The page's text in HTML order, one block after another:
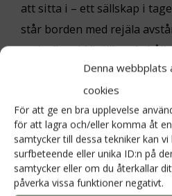
Denna webbplats
cookies
För att ge en bra upplevelse
för att lagra och/eller komma åt
samtycker till dessa tekniker kan
surfbeteende eller unika ID:n på
samtycker eller om du återkallar
påverka vissa funktioner negativt.
att sitta i – ett sällskap i
står borden med rejäla
stolar/bord. Vi tillhanda
våtservetter på många